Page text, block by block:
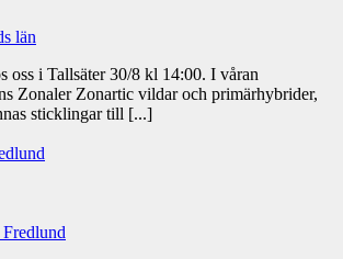
län
oss i Tallsäter 30/8 kl 14:00. I våran
Zonaler Zonartic vildar och primärhybrider,
sticklingar till [...]